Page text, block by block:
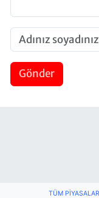
Gönder
TÜM